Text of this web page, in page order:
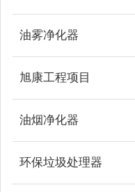
油雾净化器
旭康工程项目
油烟净化器
环保垃圾处理器